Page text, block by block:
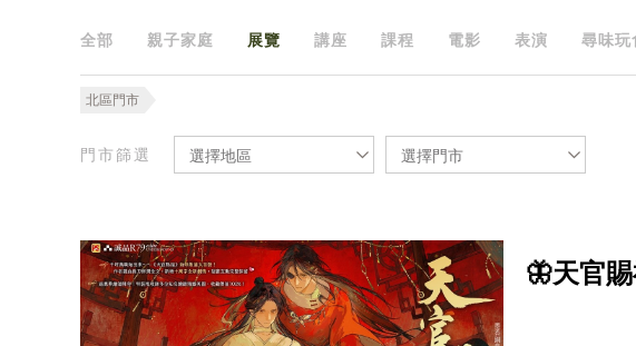
全部 親子家庭 展覽 講座 課程 電影 表演 尋味玩
北區門市
門市篩選 選擇地區 選擇門市
🦋天官